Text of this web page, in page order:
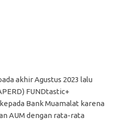
akhir Agustus 2023 lalu
FUNDtastic+
Bank Muamalat karena
AUM dengan rata-rata